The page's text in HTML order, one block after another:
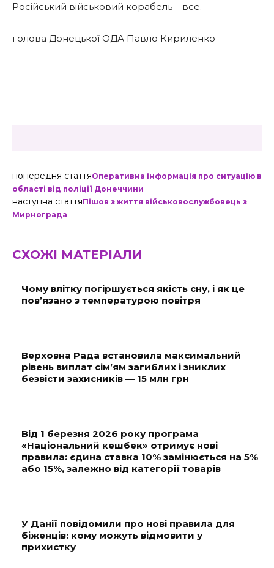
Російський військовий корабель – все.
голова Донецької ОДА Павло Кириленко
попередня статтяОперативна інформація про ситуацію в
області від поліції Донеччини
наступна статтяПішов з життя військовослужбовець з
Мирнограда
СХОЖІ МАТЕРІАЛИ
Чому влітку погіршується якість сну, і як це
пов’язано з температурою повітря
Верховна Рада встановила максимальний
рівень виплат сім’ям загиблих і зниклих
безвісти захисників — 15 млн грн
Від 1 березня 2026 року програма
«Національний кешбек» отримує нові
правила: єдина ставка 10% замінюється на 5%
або 15%, залежно від категорії товарів
У Данії повідомили про нові правила для
біженців: кому можуть відмовити у
прихистку